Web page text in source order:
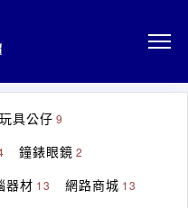
玩具公仔 9
鐘錶眼鏡 2
器材 13 網路商城 13